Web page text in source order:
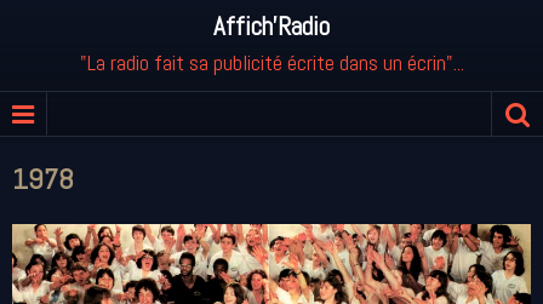
Affich'Radio
"La radio fait sa publicité écrite dans un écrin"...
1978